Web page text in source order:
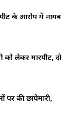
के आरोप में नायब
लेकर मारपीट, दो
पर की छापेमारी,